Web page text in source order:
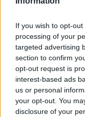
If you wish to opt-
processing of your
targeted advertising
section to confirm
opt-out request is
interest-based ads
us or personal
your opt-out. You
disclosure of your